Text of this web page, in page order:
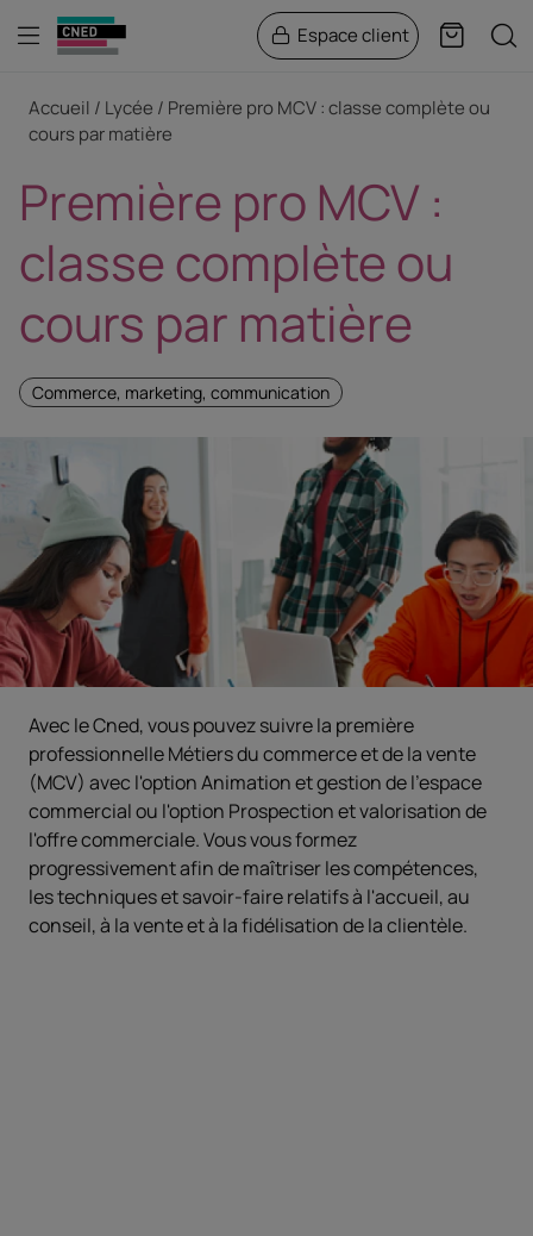
Menu Espace client Panier
Accueil Lycée
Première pro MCV : classe complète ou
cours par matière
Première pro MCV :
classe complète ou
cours par matière
Commerce, marketing, communication
Avec le Cned, vous pouvez suivre la première
professionnelle Métiers du commerce et de la vente
(MCV) avec l'option Animation et gestion de l'espace
commercial ou l'option Prospection et valorisation de
l'offre commerciale. Vous vous formez
progressivement afin de maîtriser les compétences,
les techniques et savoir-faire relatifs à l'accueil, au
conseil, à la vente et à la fidélisation de la clientèle.